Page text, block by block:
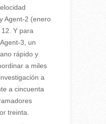
Agent-2 (enero
Y para
3, un
rápido y
a miles
a
a cincuenta
treinta.